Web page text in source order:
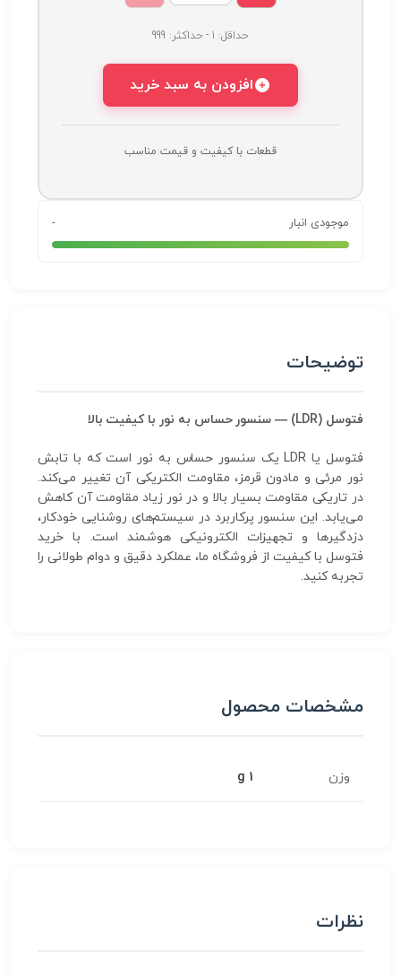
حداقل: 1 - حداکثر: 999
افزودن به سبد خرید
قطعات با کیفیت و قیمت مناسب
موجودی انبار -
توضیحات
فتوسل (LDR) — سنسور حساس به نور با کیفیت بالا
فتوسل یا LDR یک سنسور حساس به نور است که با تابش
نور مرئی و مادون قرمز، مقاومت الکتریکی آن تغییر می‌کند.
در تاریکی مقاومت بسیار بالا و در نور زیاد مقاومت آن کاهش
می‌یابد. این سنسور پرکاربرد در سیستم‌های روشنایی خودکار،
دزدگیرها و تجهیزات الکترونیکی هوشمند است. با خرید
فتوسل با کیفیت از فروشگاه ما، عملکرد دقیق و دوام طولانی را
تجربه کنید.
مشخصات محصول
وزن 1 g
نظرات